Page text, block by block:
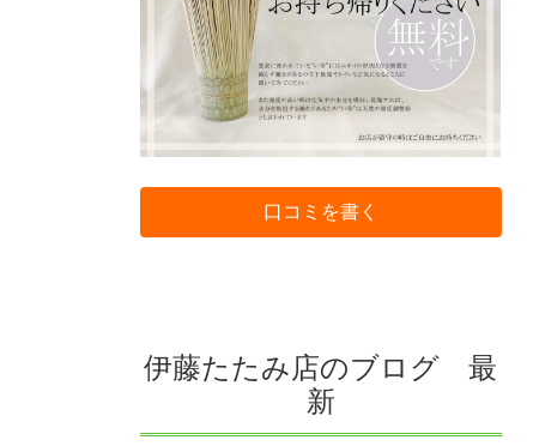
口コミを書く
伊藤たたみ店のブログ 最
新